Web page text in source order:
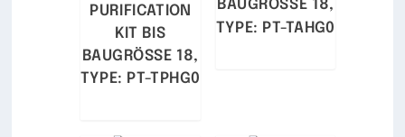
PURIFICATION
KIT BIS
BAUGRÖSSE 18, T
YPE: PT-TPHG0
BAUGRÖSSE 18, T
YPE: PT-TAHG0